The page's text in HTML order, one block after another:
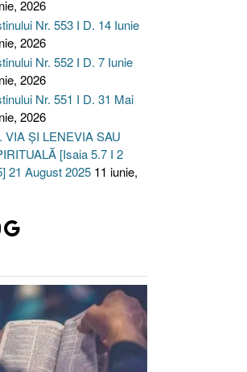
2026
Nr. 553 I D. 14 Iunie
2026
Nr. 552 I D. 7 Iunie
2026
Nr. 551 I D. 31 Mai
2026
VIA ȘI LENEVIA SAU
[Isaia 5.7 I 2
21 August 2025 11 iunie,
Google